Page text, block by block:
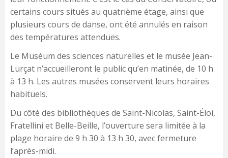
certains cours situés au quatrième étage, ainsi que
plusieurs cours de danse, ont été annulés en raison
des températures attendues.
Le Muséum des sciences naturelles et le musée Jean-
Lurçat n’accueilleront le public qu’en matinée, de 10 h
à 13 h. Les autres musées conservent leurs horaires
habituels.
Du côté des bibliothèques de Saint-Nicolas, Saint-Éloi,
Fratellini et Belle-Beille, l’ouverture sera limitée à la
plage horaire de 9 h 30 à 13 h 30, avec fermeture
l’après-midi.